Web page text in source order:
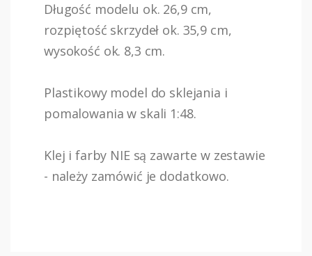
Długość modelu ok. 26,9 cm,
rozpiętość skrzydeł ok. 35,9 cm,
wysokość ok. 8,3 cm.
Plastikowy model do sklejania i
pomalowania w skali 1:48.
Klej i farby NIE są zawarte w zestawie
- należy zamówić je dodatkowo.